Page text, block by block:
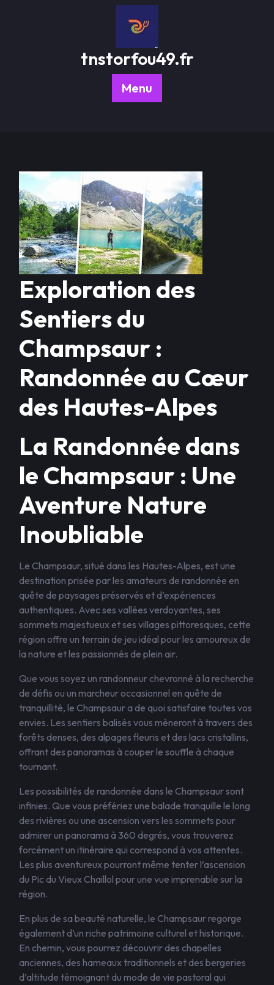
tnstorfou49.fr
Menu
Exploration des
Sentiers du
Champsaur :
Randonnée au Cœur
des Hautes-Alpes
La Randonnée dans
le Champsaur : Une
Aventure Nature
Inoubliable
Le Champsaur, situé dans les Hautes-Alpes, est une
destination prisée par les amateurs de randonnée en
quête de paysages préservés et d’expériences
authentiques. Avec ses vallées verdoyantes, ses
sommets majestueux et ses villages pittoresques, cette
région offre un terrain de jeu idéal pour les amoureux de
la nature et les passionnés de plein air.
Que vous soyez un randonneur chevronné à la recherche
de défis ou un marcheur occasionnel en quête de
tranquillité, le Champsaur a de quoi satisfaire toutes vos
envies. Les sentiers balisés vous mèneront à travers des
forêts denses, des alpages fleuris et des lacs cristallins,
offrant des panoramas à couper le souffle à chaque
tournant.
Les possibilités de randonnée dans le Champsaur sont
infinies. Que vous préfériez une balade tranquille le long
des rivières ou une ascension vers les sommets pour
admirer un panorama à 360 degrés, vous trouverez
forcément un itinéraire qui correspond à vos attentes.
Les plus aventureux pourront même tenter l’ascension
du Pic du Vieux Chaillol pour une vue imprenable sur la
région.
En plus de sa beauté naturelle, le Champsaur regorge
également d’un riche patrimoine culturel et historique.
En chemin, vous pourrez découvrir des chapelles
anciennes, des hameaux traditionnels et des bergeries
d’altitude témoignant du mode de vie pastoral qui